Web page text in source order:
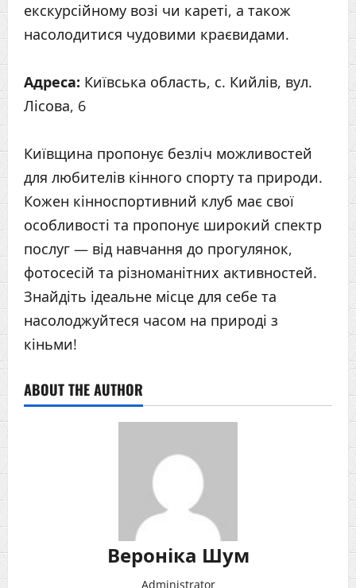
екскурсійному возі чи кареті, а також
насолодитися чудовими краєвидами.
Адреса: Київська область, с. Кийлів, вул.
Лісова, 6
Київщина пропонує безліч можливостей
для любителів кінного спорту та природи.
Кожен кінноспортивний клуб має свої
особливості та пропонує широкий спектр
послуг — від навчання до прогулянок,
фотосесій та різноманітних активностей.
Знайдіть ідеальне місце для себе та
насолоджуйтеся часом на природі з
кіньми!
ABOUT THE AUTHOR
Вероніка Шум
Administrator